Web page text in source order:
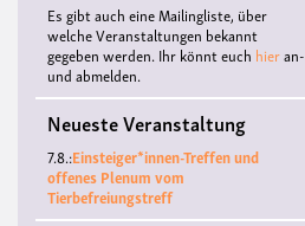
Einsteiger*innen-
Es gibt auch eine Mailingliste, über
welche Veranstaltungen bekannt
gegeben werden. Ihr könnt euch hieran-
und abmelden.
Neueste Veranstaltung
7.8.:Einsteiger*innen-Treffen und
offenes Plenum vom
Tierbefreiungstreff